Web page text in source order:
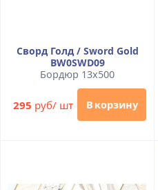
Сворд Голд / Sword Gold
BW0SWD09
Бордюр 13x500
295 руб/ шт В корзину